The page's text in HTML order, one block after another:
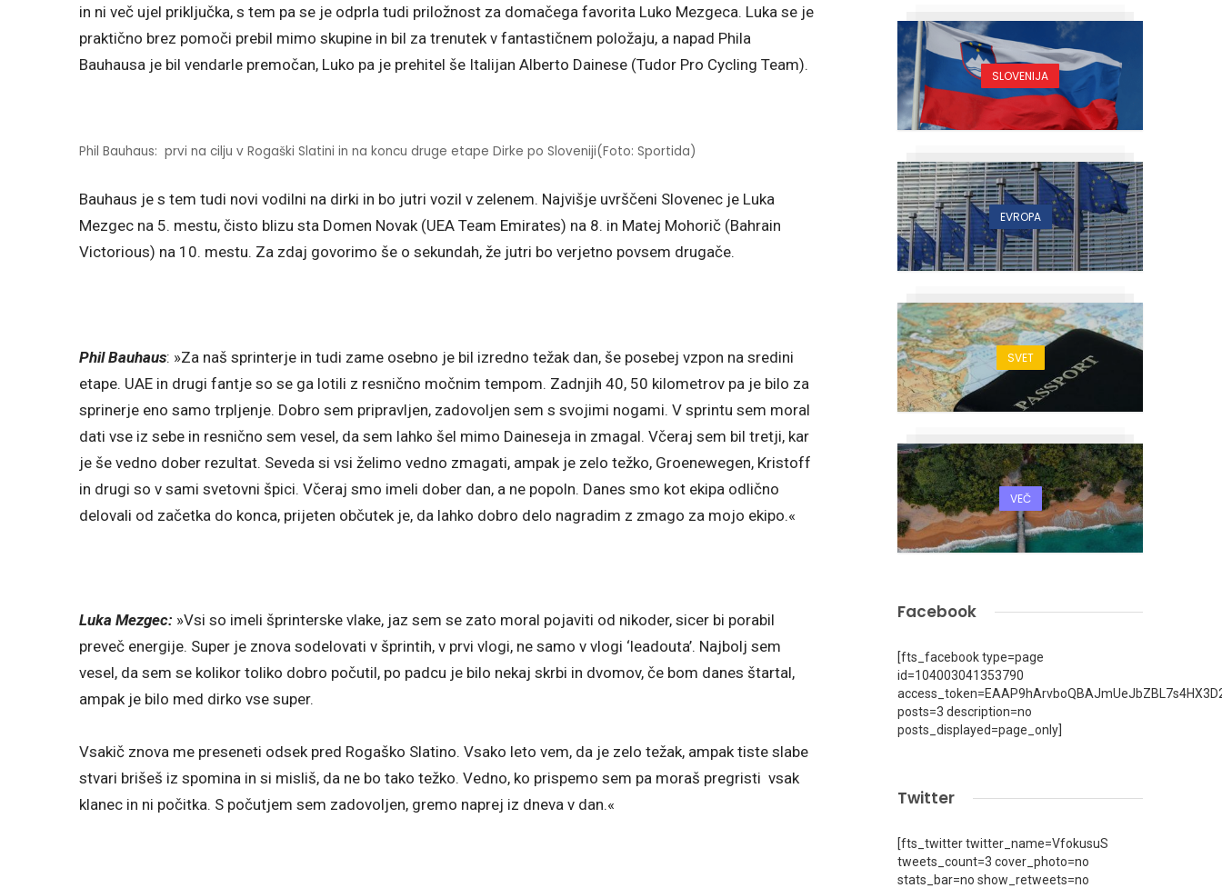
in ni več ujel priključka, s tem pa se je odprla tudi priložnost za domačega favorita Luko Mezgeca. Luka se je
praktično brez pomoči prebil mimo skupine in bil za trenutek v fantastičnem položaju, a napad Phila
Bauhausa je bil vendarle premočan, Luko pa je prehitel še Italijan Alberto Dainese (Tudor Pro Cycling Team).
Phil Bauhaus: prvi na cilju v Rogaški Slatini in na koncu druge etape Dirke po Sloveniji(Foto: Sportida)
Bauhaus je s tem tudi novi vodilni na dirki in bo jutri vozil v zelenem. Najvišje uvrščeni Slovenec je Luka
Mezgec na 5. mestu, čisto blizu sta Domen Novak (UEA Team Emirates) na 8. in Matej Mohorič (Bahrain
Victorious) na 10. mestu. Za zdaj govorimo še o sekundah, že jutri bo verjetno povsem drugače.
Phil Bauhaus: »Za naš sprinterje in tudi zame osebno je bil izredno težak dan, še posebej vzpon na sredini
etape. UAE in drugi fantje so se ga lotili z resnično močnim tempom. Zadnjih 40, 50 kilometrov pa je bilo za
sprinerje eno samo trpljenje. Dobro sem pripravljen, zadovoljen sem s svojimi nogami. V sprintu sem moral
dati vse iz sebe in resnično sem vesel, da sem lahko šel mimo Daineseja in zmagal. Včeraj sem bil tretji, kar
je še vedno dober rezultat. Seveda si vsi želimo vedno zmagati, ampak je zelo težko, Groenewegen, Kristoff
in drugi so v sami svetovni špici. Včeraj smo imeli dober dan, a ne popoln. Danes smo kot ekipa odlično
delovali od začetka do konca, prijeten občutek je, da lahko dobro delo nagradim z zmago za mojo ekipo.«
Luka Mezgec: »Vsi so imeli šprinterske vlake, jaz sem se zato moral pojaviti od nikoder, sicer bi porabil
preveč energije. Super je znova sodelovati v šprintih, v prvi vlogi, ne samo v vlogi ‘leadouta’. Najbolj sem
vesel, da sem se kolikor toliko dobro počutil, po padcu je bilo nekaj skrbi in dvomov, če bom danes štartal,
ampak je bilo med dirko vse super.
Vsakič znova me preseneti odsek pred Rogaško Slatino. Vsako leto vem, da je zelo težak, ampak tiste slabe
stvari brišeš iz spomina in si misliš, da ne bo tako težko. Vedno, ko prispemo sem pa moraš pregristi vsak
klanec in ni počitka. S počutjem sem zadovoljen, gremo naprej iz dneva v dan.«
SLOVENIJA
EVROPA
SVET
VEČ
Facebook
[fts_facebook type=page
id=104003041353790
posts=3 description=no
posts_displayed=page_only]
Twitter
[fts_twitter twitter_name=VfokusuS
tweets_count=3 cover_photo=no
stats_bar=no show_retweets=no